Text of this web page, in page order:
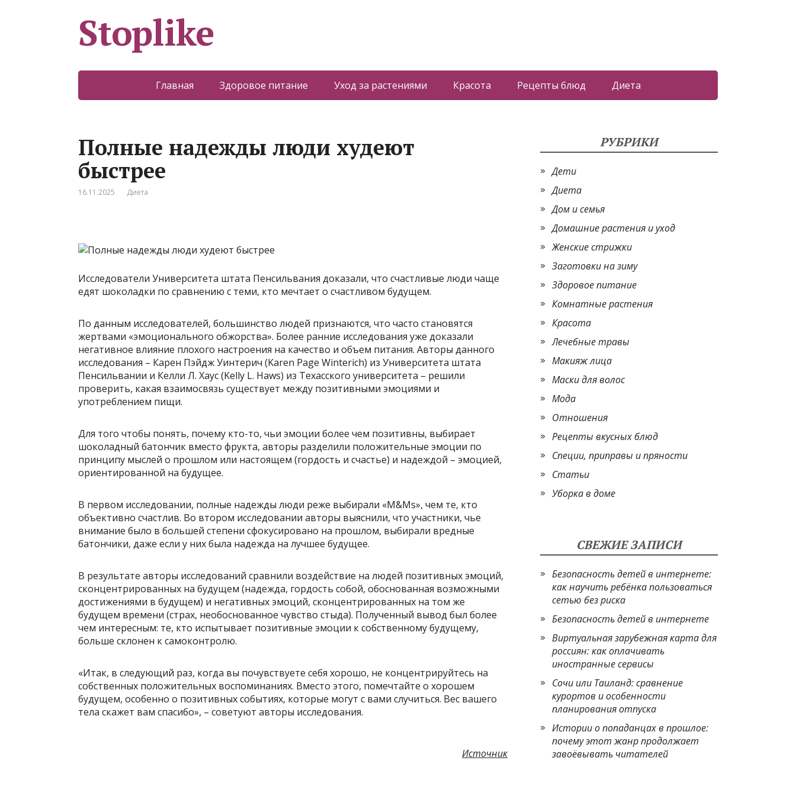
Stoplike
Главная Здоровое питание Уход за растениями Красота Рецепты блюд Диета
Полные надежды люди худеют
быстрее
16.11.2025 Диета
Исследователи Университета штата Пенсильвания доказали, что счастливые люди чаще
едят шоколадки по сравнению с теми, кто мечтает о счастливом будущем.
По данным исследователей, большинство людей признаются, что часто становятся
жертвами «эмоционального обжорства». Более ранние исследования уже доказали
негативное влияние плохого настроения на качество и объем питания. Авторы данного
исследования – Карен Пэйдж Уинтерич (Karen Page Winterich) из Университета штата
Пенсильвании и Келли Л. Хаус (Kelly L. Haws) из Техасского университета – решили
проверить, какая взаимосвязь существует между позитивными эмоциями и
употреблением пищи.
Для того чтобы понять, почему кто-то, чьи эмоции более чем позитивны, выбирает
шоколадный батончик вместо фрукта, авторы разделили положительные эмоции по
принципу мыслей о прошлом или настоящем (гордость и счастье) и надеждой – эмоцией,
ориентированной на будущее.
В первом исследовании, полные надежды люди реже выбирали «M&Ms», чем те, кто
объективно счастлив. Во втором исследовании авторы выяснили, что участники, чье
внимание было в большей степени сфокусировано на прошлом, выбирали вредные
батончики, даже если у них была надежда на лучшее будущее.
В результате авторы исследований сравнили воздействие на людей позитивных эмоций,
сконцентрированных на будущем (надежда, гордость собой, обоснованная возможными
достижениями в будущем) и негативных эмоций, сконцентрированных на том же
будущем времени (страх, необоснованное чувство стыда). Полученный вывод был более
чем интересным: те, кто испытывает позитивные эмоции к собственному будущему,
больше склонен к самоконтролю.
«Итак, в следующий раз, когда вы почувствуете себя хорошо, не концентрируйтесь на
собственных положительных воспоминаниях. Вместо этого, помечтайте о хорошем
будущем, особенно о позитивных событиях, которые могут с вами случиться. Вес вашего
тела скажет вам спасибо», – советуют авторы исследования.
Источник
РУБРИКИ
Дети
Диета
Дом и семья
Домашние растения и уход
Женские стрижки
Заготовки на зиму
Здоровое питание
Комнатные растения
Красота
Лечебные травы
Макияж лица
Маски для волос
Мода
Отношения
Рецепты вкусных блюд
Специи, приправы и пряности
Статьи
Уборка в доме
СВЕЖИЕ ЗАПИСИ
Безопасность детей в интернете:
как научить ребёнка пользоваться
сетью без риска
Безопасность детей в интернете
Виртуальная зарубежная карта для
россиян: как оплачивать
иностранные сервисы
Сочи или Таиланд: сравнение
курортов и особенности
планирования отпуска
Истории о попаданцах в прошлое:
почему этот жанр продолжает
завоёвывать читателей